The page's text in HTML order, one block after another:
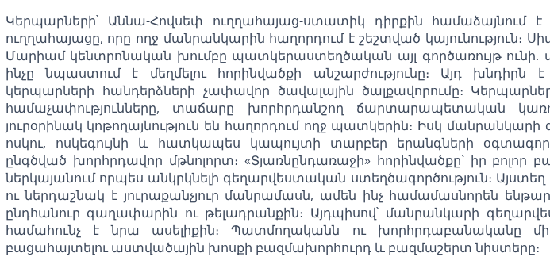
Կերպարների՝ Աննա-Հովսեփ ուղղահայաց-ստատիկ դիրքին համաձայնում
ուղղահայացը, որը ողջ մանրանկարին հաղորդում է շեշտված կայունություն։
Մարիամ կենտրոնական խումբը պատկերաստեղծական այլ գործառույթ ունի.
ինչը նպաստում է մեղմելու հորինվածքի անշարժությունը։ Այդ
կերպարների հանդերձների չափավոր ծավալային ծալքավորումը։
համաչափությունները, տաճարը խորհրդանշող ճարտարապետական
յուրօրինակ կոթողայնություն են հաղորդում ողջ պատկերին։ Իսկ մանրանկարի
ոսկու, ոսկեգույնի և հատկապես կապույտի տարբեր երանգների
ընգծված խորհրդավոր մթնոլորտ։ «Տյառնընդառաջի» հորինվածքը՝ իր բոլոր
ներկայանում որպես անկրկնելի գեղարվեստական ստեղծագործություն։
ու ներդաշնակ է յուրաքանչյուր մանրամասն, ամեն ինչ համամասնորեն
ընդհանուր գաղափարին ու թելադրանքին։ Այդպիսով՝ մանրանկարի
համահունչ է նրա ասելիքին։ Պատմողականն ու խորհրդաբանականը
բացահայտելու աստվածային խոսքի բազմախորհուրդ և բազմաշերտ նիստերը։